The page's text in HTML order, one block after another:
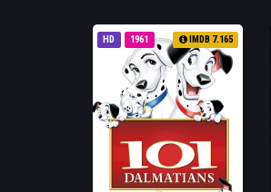
HD 1961 IMDB 7.165